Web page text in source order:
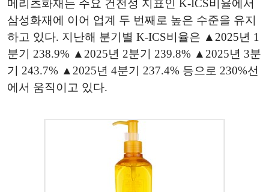
메리츠화재는 주요 건전성 지표인 K-ICS비율에서
삼성화재에 이어 업계 두 번째로 높은 수준을 유지
하고 있다. 지난해 분기별 K-ICS비율은 ▲2025년 1
분기 238.9% ▲2025년 2분기 239.8% ▲2025년 3분
기 243.7% ▲2025년 4분기 237.4% 등으로 230%선
에서 움직이고 있다.